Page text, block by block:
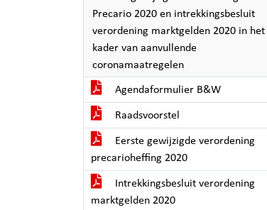
Precario 2020 en intrekkingsbesluit
verordening marktgelden 2020 in het
kader van aanvullende
coronamaatregelen
Agendaformulier B&W
Raadsvoorstel
Eerste gewijzigde verordening
precarioheffing 2020
Intrekkingsbesluit verordening
marktgelden 2020